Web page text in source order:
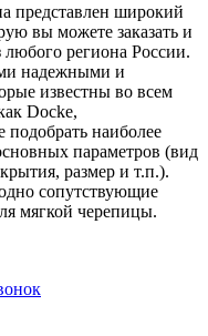
представлен широкий
вы можете заказать и
региона России.
надежными и
известны во всем
Docke,
наиболее
параметров (вид
размер и т.п.).
сопутствующие
мягкой черепицы.